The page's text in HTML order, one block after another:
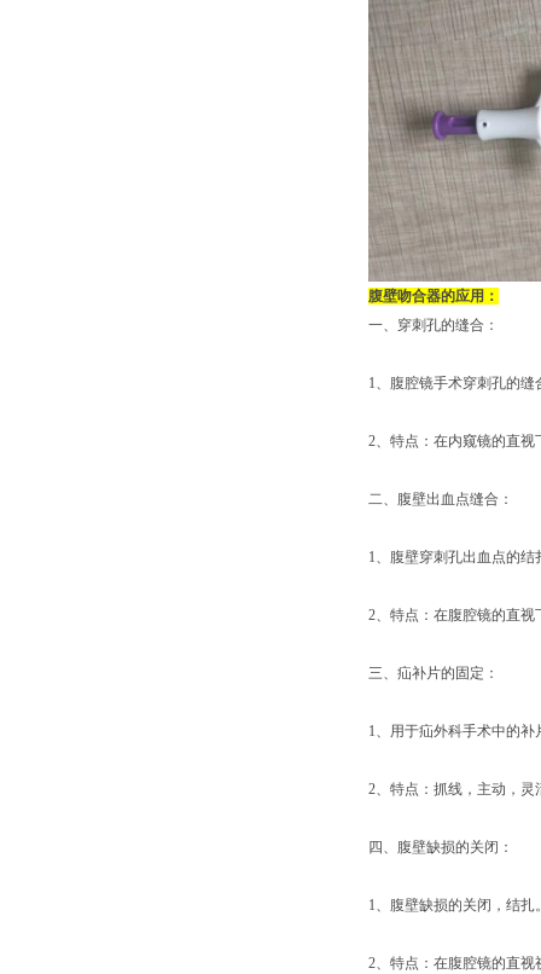
腹壁吻合器的应用：
一、穿刺孔的缝合：
1、腹腔镜手术穿刺孔的
2、特点：在内窥镜的直
二、腹壁出血点缝合：
1、腹壁穿刺孔出血点的结
2、特点：在腹腔镜的直
三、疝补片的固定：
1、用于疝外科手术中的补
2、特点：抓线，主动，
四、腹壁缺损的关闭：
1、腹壁缺损的关闭，结扎
2、特点：在腹腔镜的直